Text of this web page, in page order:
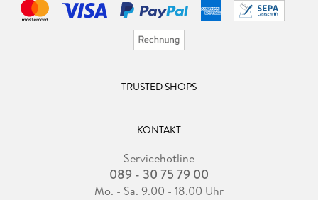
TRUSTED SHOPS
KONTAKT
Servicehotline
089 - 30 75 79 00
Mo. - Sa. 9.00 - 18.00 Uhr